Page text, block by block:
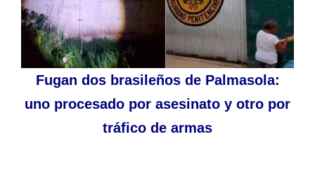
Fugan dos brasileños de Palmasola:
uno procesado por asesinato y otro por
tráfico de armas